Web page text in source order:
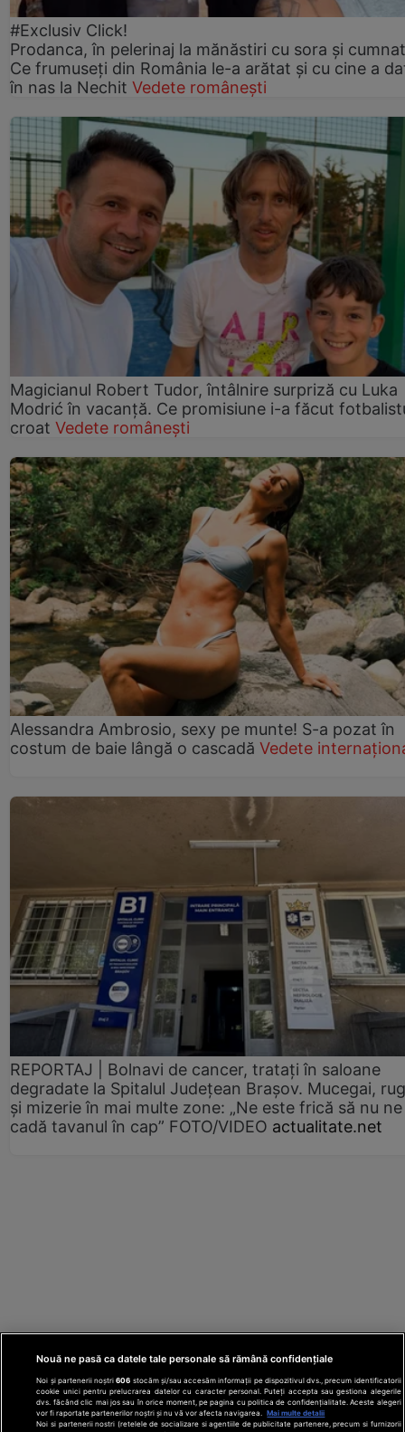
#Exclusiv Click!
Prodanca, în pelerinaj la mănăstiri cu sora și
Ce frumuseți din România le-a arătat și cu cine a
în nas la Nechit Vedete românești
Magicianul Robert Tudor, întâlnire surpriză cu Luka
Modrić în vacanță. Ce promisiune i-a făcut
croat Vedete românești
Alessandra Ambrosio, sexy pe munte! S-a pozat în
costum de baie lângă o cascadă Vedete
REPORTAJ | Bolnavi de cancer, tratați în saloane
degradate la Spitalul Județean Brașov. Mucegai,
și mizerie în mai multe zone: „Ne este frică să nu ne
cadă tavanul în cap” FOTO/VIDEO actualitate.net
Nouă ne pasă ca datele tale personale să rămână confidențiale
Noi și partenerii noștri606 stocăm și/sau accesăm informații pe dispozitivul dvs., precum identificatorii
cookie unici pentru prelucrarea datelor cu caracter personal. Puteți accepta sau gestiona alegerile
dvs. făcând clic mai jos sau în orice moment, pe pagina cu politica de confidențialitate. Aceste alegeri
vor fi raportate partenerilor noștri și nu vă vor afecta navigarea.
Mai multe detalii
Noi si partenerii nostri (retelele de socializare si agentiile de publicitate partenere, precum si furnizorii